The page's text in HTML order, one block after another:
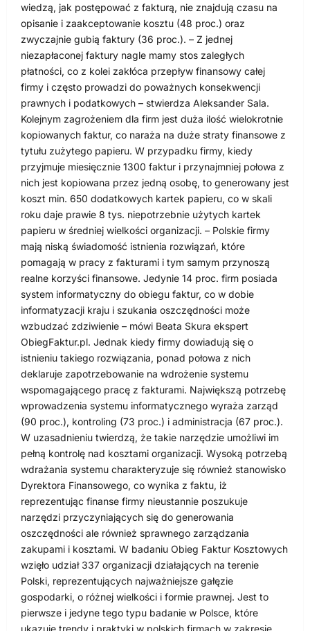
wiedzą, jak postępować z fakturą, nie znajdują czasu na
opisanie i zaakceptowanie kosztu (48 proc.) oraz
zwyczajnie gubią faktury (36 proc.). – Z jednej
niezapłaconej faktury nagle mamy stos zaległych
płatności, co z kolei zakłóca przepływ finansowy całej
firmy i często prowadzi do poważnych konsekwencji
prawnych i podatkowych – stwierdza Aleksander Sala.
Kolejnym zagrożeniem dla firm jest duża ilość wielokrotnie
kopiowanych faktur, co naraża na duże straty finansowe z
tytułu zużytego papieru. W przypadku firmy, kiedy
przyjmuje miesięcznie 1300 faktur i przynajmniej połowa z
nich jest kopiowana przez jedną osobę, to generowany jest
koszt min. 650 dodatkowych kartek papieru, co w skali
roku daje prawie 8 tys. niepotrzebnie użytych kartek
papieru w średniej wielkości organizacji. – Polskie firmy
mają niską świadomość istnienia rozwiązań, które
pomagają w pracy z fakturami i tym samym przynoszą
realne korzyści finansowe. Jedynie 14 proc. firm posiada
system informatyczny do obiegu faktur, co w dobie
informatyzacji kraju i szukania oszczędności może
wzbudzać zdziwienie – mówi Beata Skura ekspert
ObiegFaktur.pl. Jednak kiedy firmy dowiadują się o
istnieniu takiego rozwiązania, ponad połowa z nich
deklaruje zapotrzebowanie na wdrożenie systemu
wspomagającego pracę z fakturami. Największą potrzebę
wprowadzenia systemu informatycznego wyraża zarząd
(90 proc.), kontroling (73 proc.) i administracja (67 proc.).
W uzasadnieniu twierdzą, że takie narzędzie umożliwi im
pełną kontrolę nad kosztami organizacji. Wysoką potrzebą
wdrażania systemu charakteryzuje się również stanowisko
Dyrektora Finansowego, co wynika z faktu, iż
reprezentując finanse firmy nieustannie poszukuje
narzędzi przyczyniających się do generowania
oszczędności ale również sprawnego zarządzania
zakupami i kosztami. W badaniu Obieg Faktur Kosztowych
wzięło udział 337 organizacji działających na terenie
Polski, reprezentujących najważniejsze gałęzie
gospodarki, o różnej wielkości i formie prawnej. Jest to
pierwsze i jedyne tego typu badanie w Polsce, które
ukazuje trendy i praktyki w polskich firmach w zakresie